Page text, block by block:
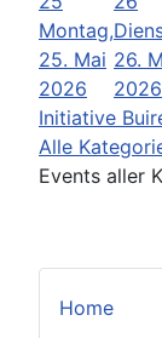
Home
Montag,
25. Mai
2026
26.
2026
Initiative
Alle
Events aller